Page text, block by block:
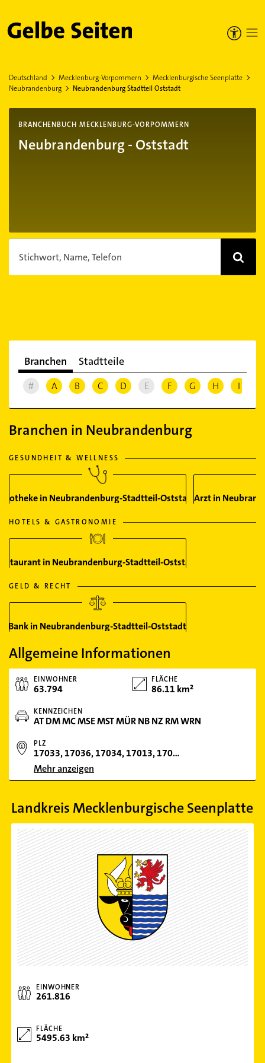
Gelbe Seiten
Deutschland Mecklenburg-Vorpommern
Mecklenburgische Seenplatte
Neubrandenburg
Neubrandenburg Stadtteil Oststadt
BRANCHENBUCH MECKLENBURG-VORPOMMERN
Neubrandenburg - Oststadt
Stichwort, Name, Telefon
Branchen Stadtteile
# A B C D E F G H I
Branchen in Neubrandenburg
GESUNDHEIT & WELLNESS
in Neubrandenburg-Stadtteil-OststadtArzt in
HOTELS & GASTRONOMIE
in Neubrandenburg-Stadtteil-Oststadt
GELD & RECHT
Bank in Neubrandenburg-Stadtteil-Oststadt
Allgemeine Informationen
EINWOHNER
63.794
FLÄCHE
86.11 km²
KENNZEICHEN
AT DM MC MSE MST MÜR NB NZ RM WRN
PLZ
17033, 17036, 17034, 17013, 17015, 17019, 17022
Mehr anzeigen
Landkreis Mecklenburgische Seenplatte
EINWOHNER
261.816
FLÄCHE
5495.63 km²